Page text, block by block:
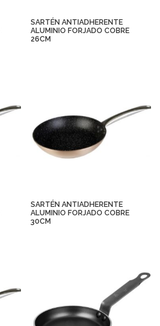
SARTÉN ANTIADHERENTE
ALUMINIO FORJADO COBRE
26CM
SARTÉN ANTIADHERENTE
ALUMINIO FORJADO COBRE
30CM